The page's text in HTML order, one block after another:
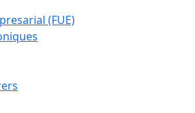
(FUE)